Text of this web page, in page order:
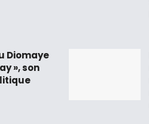
Diomaye
», son